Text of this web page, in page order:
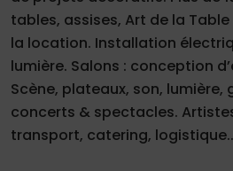
tables, assises, Art de la
la location. Installation
lumière. Salons : conception
Scène, plateaux, son, lumière,
concerts & spectacles.
transport, catering,